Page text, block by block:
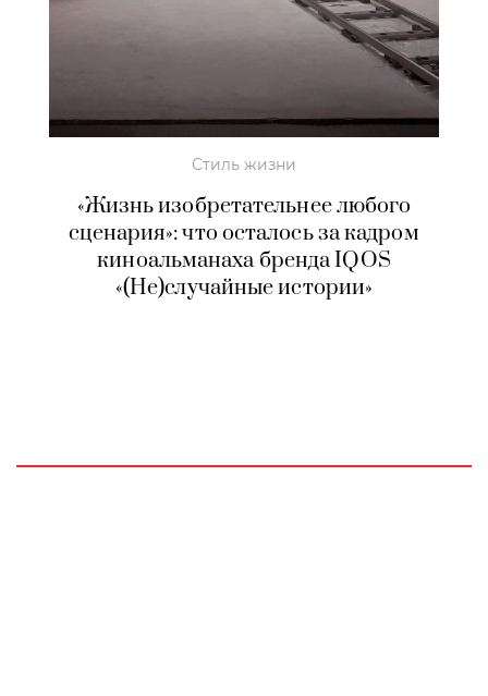
Стиль жизни
«Жизнь изобретательнее любого
сценария»: что осталось за кадром
киноальманаха бренда IQOS
«(Не)случайные истории»